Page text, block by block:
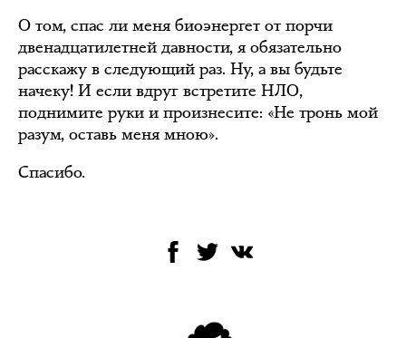
О том, спас ли меня биоэнергет от порчи
двенадцатилетней давности, я обязательно
расскажу в следующий раз. Ну, а вы будьте
начеку! И если вдруг встретите НЛО,
поднимите руки и произнесите: «Не тронь мой
разум, оставь меня мною».
Спасибо.